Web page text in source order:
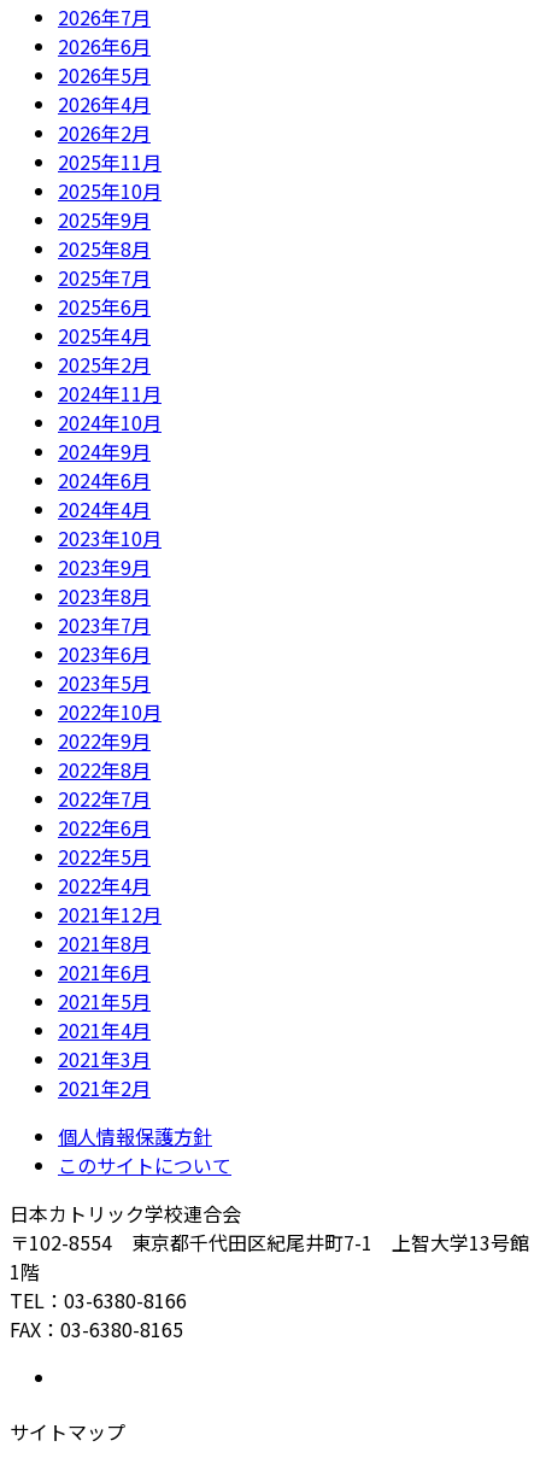
2026年7月
2026年6月
2026年5月
2026年4月
2026年2月
2025年11月
2025年10月
2025年9月
2025年8月
2025年7月
2025年6月
2025年4月
2025年2月
2024年11月
2024年10月
2024年9月
2024年6月
2024年4月
2023年10月
2023年9月
2023年8月
2023年7月
2023年6月
2023年5月
2022年10月
2022年9月
2022年8月
2022年7月
2022年6月
2022年5月
2022年4月
2021年12月
2021年8月
2021年6月
2021年5月
2021年4月
2021年3月
2021年2月
個人情報保護方針
このサイトについて
日本カトリック学校連合会
〒102-8554 東京都千代田区紀尾井町7-1 上智大学13号館
1階
TEL：03-6380-8166
FAX：03-6380-8165
サイトマップ